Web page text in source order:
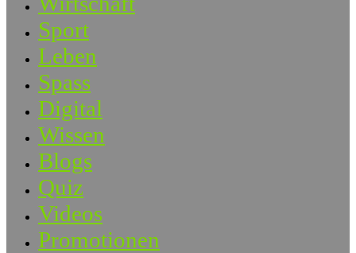
Sport
Leben
Spass
Digital
Wissen
Blogs
Quiz
Videos
Promotionen